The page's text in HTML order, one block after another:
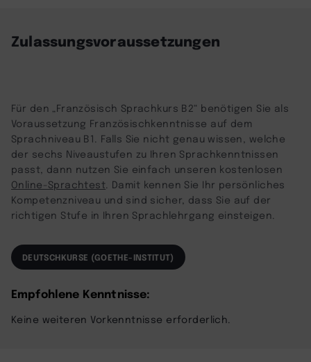
Zulassungsvoraussetzungen
Für den „Französisch Sprachkurs B2“ benötigen Sie als
Voraussetzung Französischkenntnisse auf dem
Sprachniveau B1. Falls Sie nicht genau wissen, welche
der sechs Niveaustufen zu Ihren Sprachkenntnissen
passt, dann nutzen Sie einfach unseren kostenlosen
Online-Sprachtest . Damit kennen Sie Ihr persönliches
Kompetenzniveau und sind sicher, dass Sie auf der
richtigen Stufe in Ihren Sprachlehrgang einsteigen.
DEUTSCHKURSE (GOETHE-INSTITUT)
Empfohlene Kenntnisse:
Keine weiteren Vorkenntnisse erforderlich.